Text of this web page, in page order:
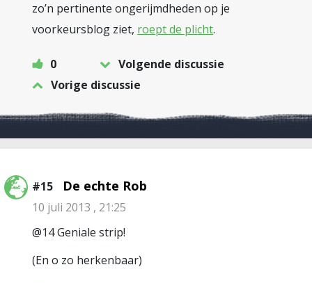
zo’n pertinente ongerijmdheden op je
voorkeursblog ziet, roept de plicht.
0
Volgende discussie
Vorige discussie
#15 De echte Rob
10 juli 2013 , 21:25
@14 Geniale strip!
(En o zo herkenbaar)